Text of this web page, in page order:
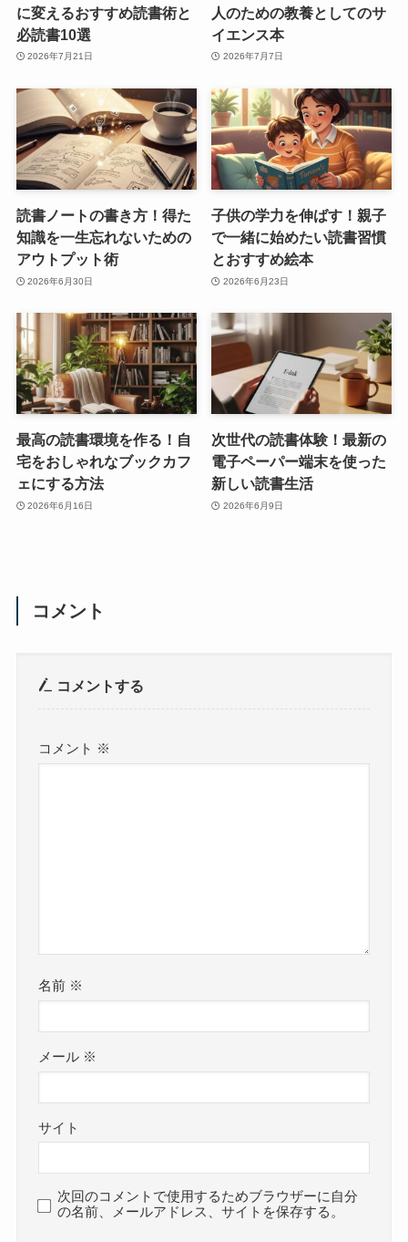
に変えるおすすめ読書術と
必読書10選
2026年7月21日
人のための教養としてのサ
イエンス本
2026年7月7日
読書ノートの書き方！得た
知識を一生忘れないための
アウトプット術
2026年6月30日
子供の学力を伸ばす！親子
で一緒に始めたい読書習慣
とおすすめ絵本
2026年6月23日
最高の読書環境を作る！自
宅をおしゃれなブックカフ
ェにする方法
2026年6月16日
次世代の読書体験！最新の
電子ペーパー端末を使った
新しい読書生活
2026年6月9日
コメント
コメントする
コメント ※
名前 ※
メール ※
サイト
次回のコメントで使用するためブラウザーに自分
の名前、メールアドレス、サイトを保存する。